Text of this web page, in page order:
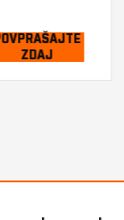
ZDAJ